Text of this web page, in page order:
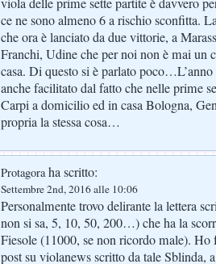
ce ne sono almeno 6 a rischio sconfitta.
che ora è lanciato da due vittorie, a
Franchi, Udine che per noi non è mai un
casa. Di questo si è parlato
anche facilitato dal fatto che nelle prime
Carpi a domicilio ed in casa Bologna,
propria la stessa cosa…
Protagoraha scritto:
Settembre 2nd, 2016 alle 10:06
Personalmente trovo delirante la lettera
non si sa, 5, 10, 50, 200…) che ha la
Fiesole (11000, se non ricordo male).
post su violanews scritto da tale Sblinda,